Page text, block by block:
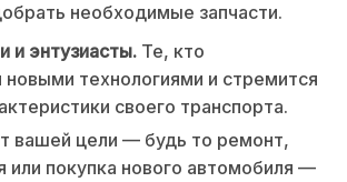
необходимые запчасти.
и энтузиасты. Те, кто
новыми технологиями и стремится
своего транспорта.
вашей цели — будь то ремонт,
или покупка нового автомобиля —